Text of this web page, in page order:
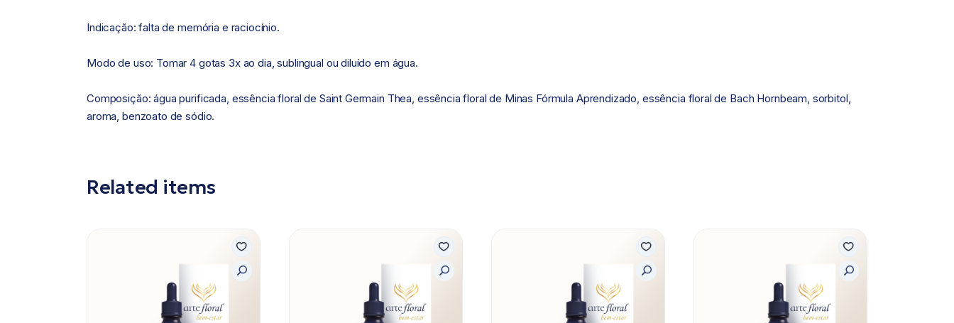
Indicação: falta de memória e raciocínio.
Modo de uso: Tomar 4 gotas 3x ao dia, sublingual ou diluído em água.
Composição: água purificada, essência floral de Saint Germain Thea, essência floral de Minas Fórmula Aprendizado, essência floral de Bach Hornbeam, sorbitol,
aroma, benzoato de sódio.
Related items